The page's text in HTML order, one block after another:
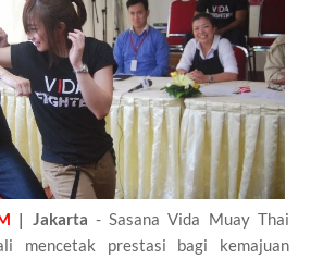
| Jakarta - Sasana Vida Muay Thai
mencetak prestasi bagi kemajuan